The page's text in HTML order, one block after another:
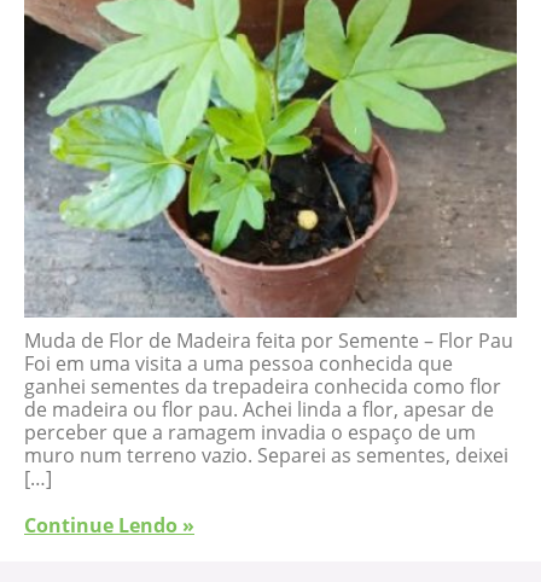
Muda de Flor de Madeira feita por Semente – Flor Pau
Foi em uma visita a uma pessoa conhecida que
ganhei sementes da trepadeira conhecida como flor
de madeira ou flor pau. Achei linda a flor, apesar de
perceber que a ramagem invadia o espaço de um
muro num terreno vazio. Separei as sementes, deixei
[…]
Continue Lendo »